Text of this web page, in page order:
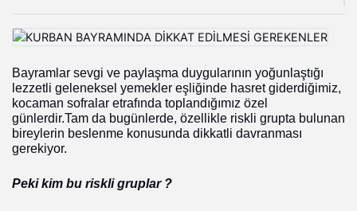
Bayramlar sevgi ve paylaşma duygularının yoğunlaştığı
lezzetli geleneksel yemekler eşliğinde hasret giderdiğimiz,
kocaman sofralar etrafında toplandığımız özel
günlerdir.Tam da bugünlerde, özellikle riskli grupta bulunan
bireylerin beslenme konusunda dikkatli davranması
gerekiyor.
Peki kim bu riskli gruplar ?